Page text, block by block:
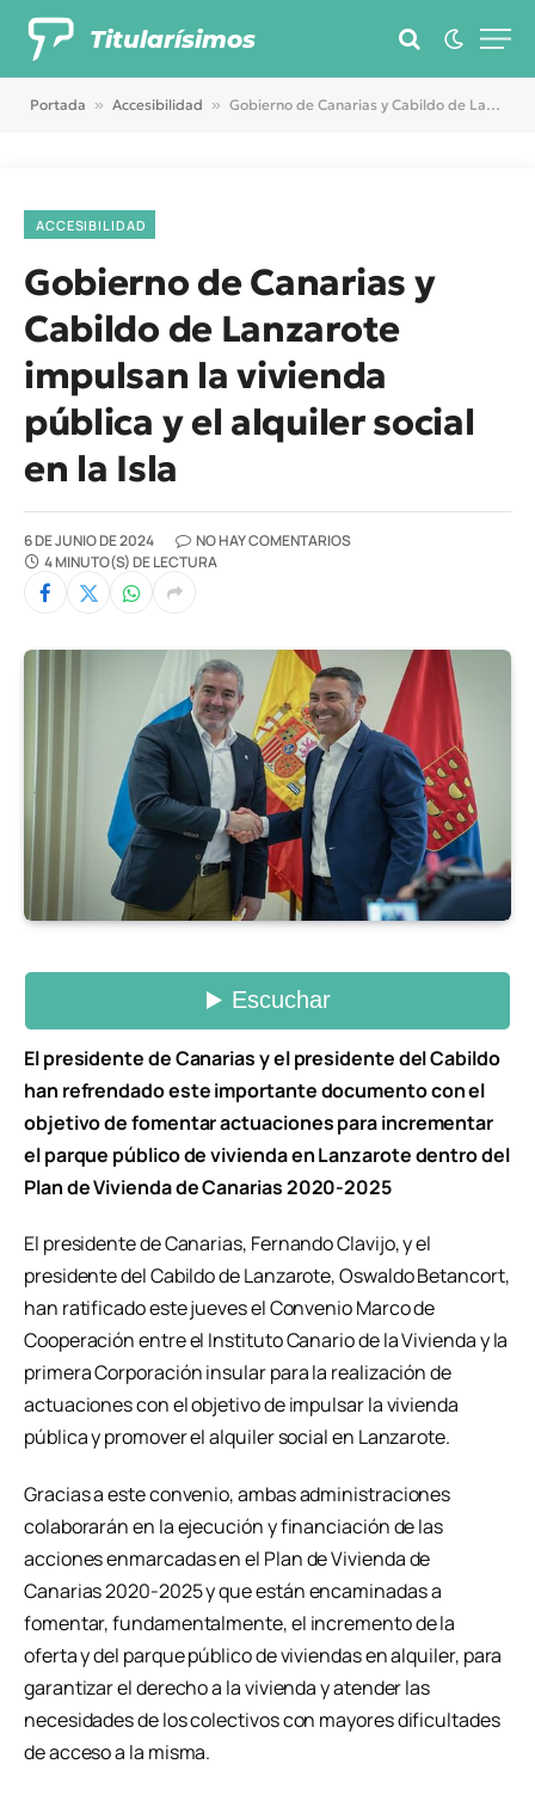
Titularísimos
Portada » Accesibilidad » Gobierno de Canarias y Cabildo de Lanzarote impulsan la vivienda pública y el alquiler social en la Isla
ACCESIBILIDAD
Gobierno de Canarias y
Cabildo de Lanzarote
impulsan la vivienda
pública y el alquiler social
en la Isla
6 DE JUNIO DE 2024
NO HAY COMENTARIOS
4 MINUTO(S) DE LECTURA
El presidente de Canarias y el presidente del Cabildo
han refrendado este importante documento con el
objetivo de fomentar actuaciones para incrementar
el parque público de vivienda en Lanzarote dentro del
Plan de Vivienda de Canarias 2020-2025
El presidente de Canarias, Fernando Clavijo, y el
presidente del Cabildo de Lanzarote, Oswaldo Betancort,
han ratificado este jueves el Convenio Marco de
Cooperación entre el Instituto Canario de la Vivienda y la
primera Corporación insular para la realización de
actuaciones con el objetivo de impulsar la vivienda
pública y promover el alquiler social en Lanzarote.
Gracias a este convenio, ambas administraciones
colaborarán en la ejecución y financiación de las
acciones enmarcadas en el Plan de Vivienda de
Canarias 2020-2025 y que están encaminadas a
fomentar, fundamentalmente, el incremento de la
oferta y del parque público de viviendas en alquiler, para
garantizar el derecho a la vivienda y atender las
necesidades de los colectivos con mayores dificultades
de acceso a la misma.